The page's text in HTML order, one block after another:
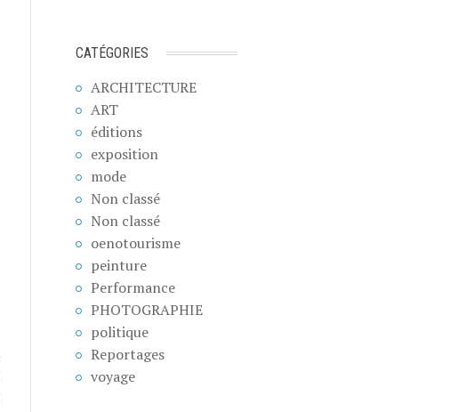
CATÉGORIES
ARCHITECTURE
ART
éditions
exposition
mode
Non classé
Non classé
oenotourisme
peinture
Performance
PHOTOGRAPHIE
politique
Reportages
voyage